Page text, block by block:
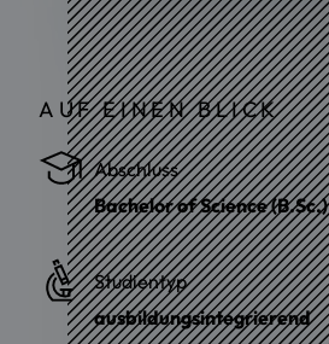
AUF EINEN BLICK
Abschluss
Bachelor of Science (B.Sc.)
Studientyp
ausbildungsintegrierend